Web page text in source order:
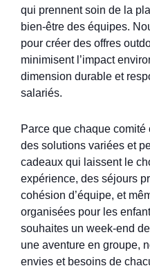
qui prennent soin de la
bien-être des équipes.
pour créer des offres
minimisent l’impact
dimension durable et
salariés.
Parce que chaque
des solutions variées et
cadeaux qui laissent le
expérience, des séjours
cohésion d’équipe, et
organisées pour les
souhaites un week-end
une aventure en groupe,
envies et besoins de